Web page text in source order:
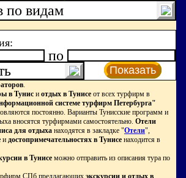
по видам
по
Показать
.
в Тунис и отдых в Тунисе от всех турфирм в
системе турфирм Петербурга"
постоянно. Варианты Тунисские программ и
вносятся турфирмами самостоятельно. Отели
для отдыха находятся в закладке "Отели",
и достопримечательностях в Тунисе находится в
в Тунисе можно отправить из описания тура по
СПб предлагающих экскурсии и отдых в